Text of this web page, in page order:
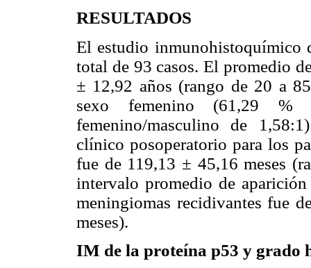
RESULTADOS
El estudio inmunohistoquímico
total de 93 casos. El promedio
± 12,92 años (rango de 20 a
sexo femenino (61,29
femenino/masculino de
clínico posoperatorio para los
fue de 119,13 ± 45,16 meses
intervalo promedio de
meningiomas recidivantes fue
meses).
IM de la proteína p53 y grado